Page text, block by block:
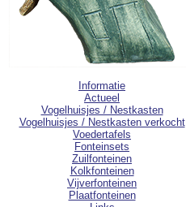
Informatie
Actueel
Vogelhuisjes / Nestkasten
Vogelhuisjes / Nestkasten verkocht
Voedertafels
Fonteinsets
Zuilfonteinen
Kolkfonteinen
Vijverfonteinen
Plaatfonteinen